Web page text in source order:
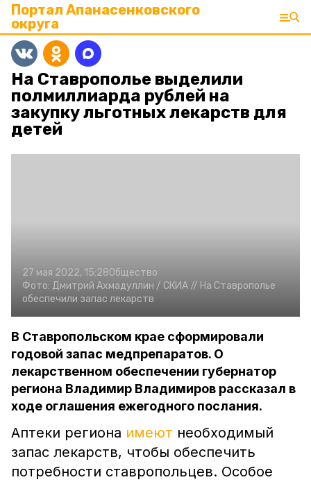
Портал Апанасенковского
округа
На Ставрополье выделили
полмиллиарда рублей на
закупку льготных лекарств для
детей
27 мая 2022, 15:28Общество
Фото: Дмитрий Ахмадуллин / СКИА // На Ставрополье
обеспечили запас лекарств
В Ставропольском крае сформировали
годовой запас медпрепаратов. О
лекарственном обеспечении губернатор
региона Владимир Владимиров рассказал в
ходе оглашения ежегодного послания.
Аптеки региона имеют необходимый
запас лекарств, чтобы обеспечить
потребности ставропольцев. Особое